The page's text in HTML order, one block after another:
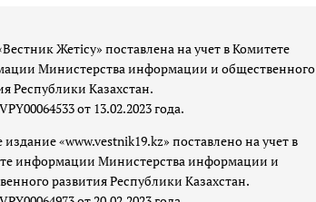
Жетісу» поставлена на учет в Комитете
Министерства информации и общественного
Республики Казахстан.
от 13.02.2023 года.
издание «www.vestnik19.kz» поставлено на учет в
информации Министерства информации и
развития Республики Казахстан.